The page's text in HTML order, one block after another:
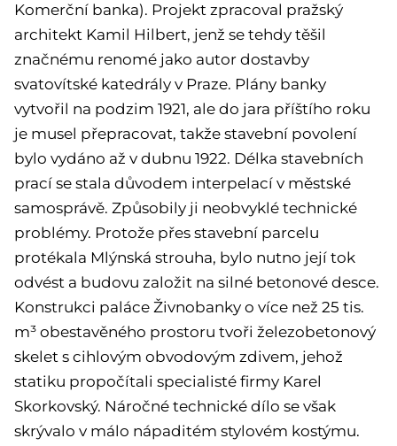
Komerční banka). Projekt zpracoval pražský
architekt Kamil Hilbert, jenž se tehdy těšil
značnému renomé jako autor dostavby
svatovítské katedrály v Praze. Plány banky
vytvořil na podzim 1921, ale do jara příštího roku
je musel přepracovat, takže stavební povolení
bylo vydáno až v dubnu 1922. Délka stavebních
prací se stala důvodem interpelací v městské
samosprávě. Způsobily ji neobvyklé technické
problémy. Protože přes stavební parcelu
protékala Mlýnská strouha, bylo nutno její tok
odvést a budovu založit na silné betonové desce.
Konstrukci paláce Živnobanky o více než 25 tis.
m³ obestavěného prostoru tvoři železobetonový
skelet s cihlovým obvodovým zdivem, jehož
statiku propočítali specialisté firmy Karel
Skorkovský. Náročné technické dílo se však
skrývalo v málo nápaditém stylovém kostýmu.